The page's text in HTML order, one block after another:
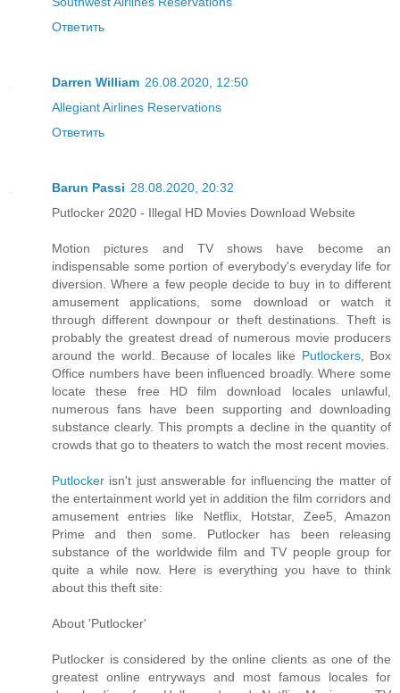
Ответить
Darren William 26.08.2020, 12:50
Allegiant Airlines Reservations
Ответить
Barun Passi 28.08.2020, 20:32
Putlocker 2020 - Illegal HD Movies Download Website
Motion pictures and TV shows have become an
indispensable some portion of everybody's everyday life for
diversion. Where a few people decide to buy in to different
amusement applications, some download or watch it
through different downpour or theft destinations. Theft is
probably the greatest dread of numerous movie producers
around the world. Because of locales like Putlockers, Box
Office numbers have been influenced broadly. Where some
locate these free HD film download locales unlawful,
numerous fans have been supporting and downloading
substance clearly. This prompts a decline in the quantity of
crowds that go to theaters to watch the most recent movies.
Putlocker isn't just answerable for influencing the matter of
the entertainment world yet in addition the film corridors and
amusement entries like Netflix, Hotstar, Zee5, Amazon
Prime and then some. Putlocker has been releasing
substance of the worldwide film and TV people group for
quite a while now. Here is everything you have to think
about this theft site:
About 'Putlocker'
Putlocker is considered by the online clients as one of the
greatest online entryways and most famous locales for